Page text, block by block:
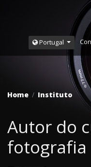
Portugal
Home
Instituto
Autor do
fotografia